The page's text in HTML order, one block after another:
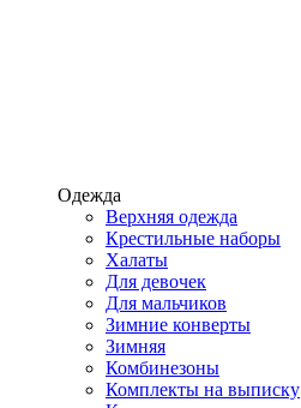
Одежда
Верхняя одежда
Крестильные наборы
Халаты
Для девочек
Для мальчиков
Зимние конверты
Зимняя
Комбинезоны
Комплекты на выписку